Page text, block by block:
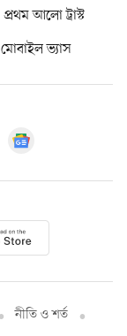
প্রথম আলো ট্রাস্ট
মোবাইল ভ্যাস
নীতি ও শর্ত